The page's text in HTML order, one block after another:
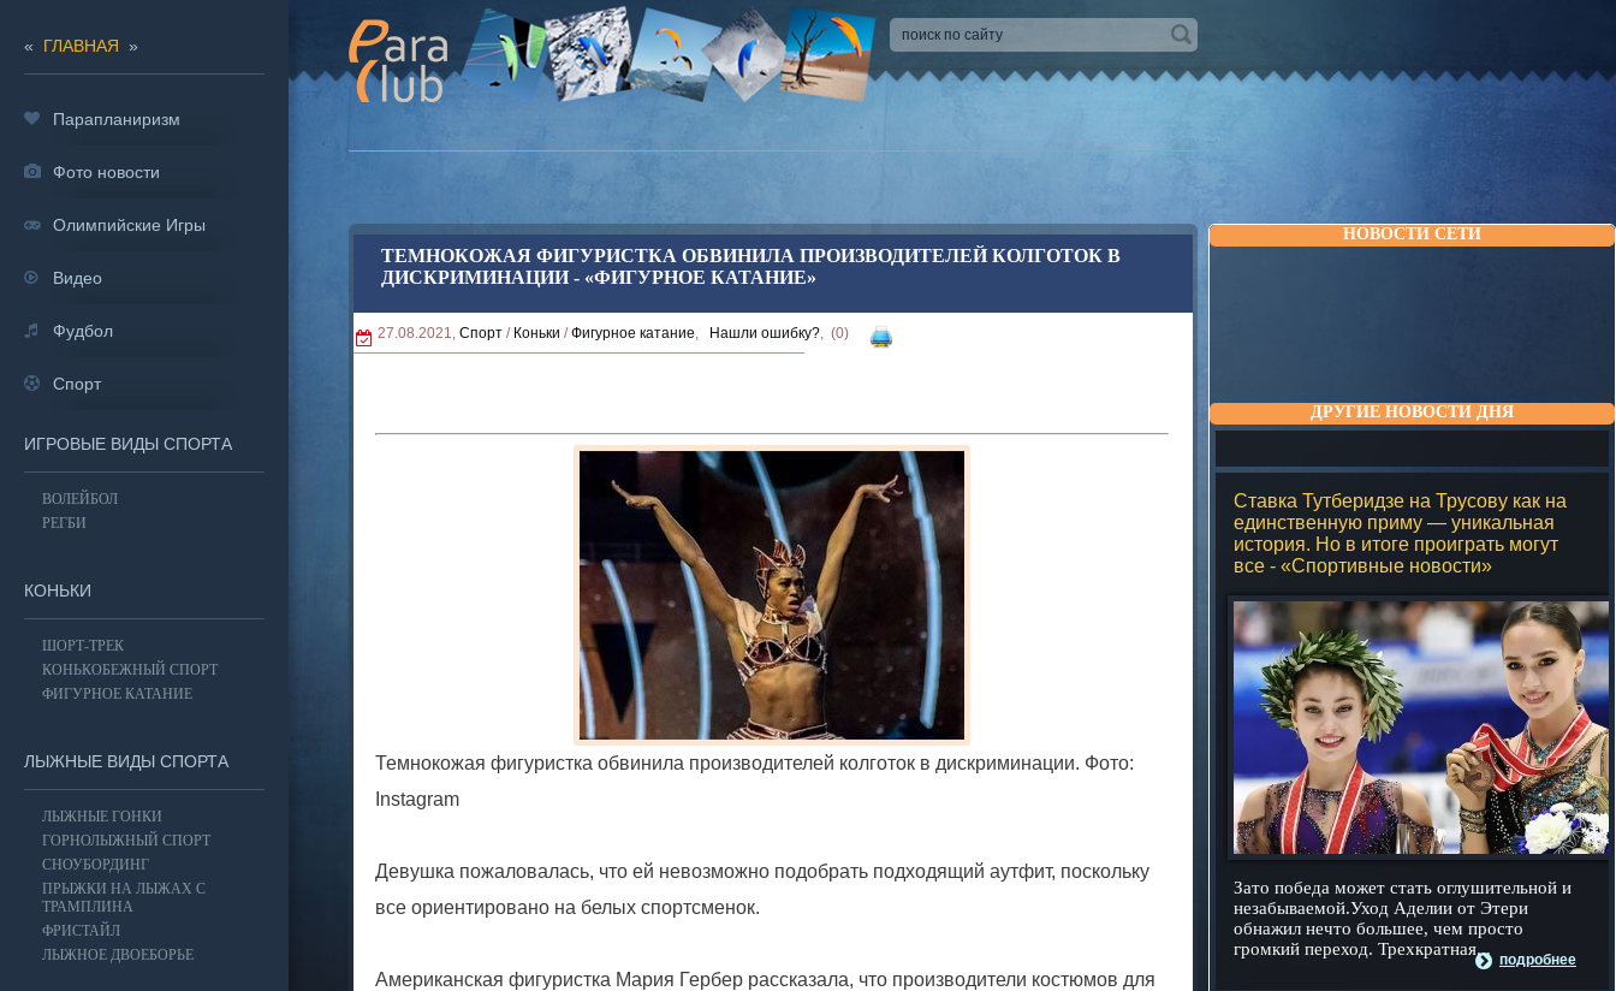
НОВОСТИ СЕТИ
ДРУГИЕ НОВОСТИ ДНЯ
Ставка Тутберидзе на Трусову как на
единственную приму — уникальная
история. Но в итоге проиграть могут
все - «Спортивные новости»
Зато победа может стать оглушительной и
незабываемой.Уход Аделии от Этери
обнажил нечто большее, чем просто
громкий переход. Трехкратная...
подробнее
ТЕМНОКОЖАЯ ФИГУРИСТКА ОБВИНИЛА ПРОИЗВОДИТЕЛЕЙ КОЛГОТОК В
ДИСКРИМИНАЦИИ - «ФИГУРНОЕ КАТАНИЕ»
27.08.2021, Спорт / Коньки /Фигурное катание, Нашли ошибку?, (0)
Темнокожая фигуристка обвинила производителей колготок в дискриминации. Фото:
Instagram
Девушка пожаловалась, что ей невозможно подобрать подходящий аутфит, поскольку
все ориентировано на белых спортсменок.
Американская фигуристка Мария Гербер рассказала, что производители костюмов для
« ГЛАВНАЯ »
Парапланиризм
Фото новости
Олимпийские Игры
Видео
Фудбол
Спорт
ИГРОВЫЕ ВИДЫ СПОРТА
ВОЛЕЙБОЛ
РЕГБИ
КОНЬКИ
ШОРТ-ТРЕК
КОНЬКОБЕЖНЫЙ СПОРТ
ФИГУРНОЕ КАТАНИЕ
ЛЫЖНЫЕ ВИДЫ СПОРТА
ЛЫЖНЫЕ ГОНКИ
ГОРНОЛЫЖНЫЙ СПОРТ
СНОУБОРДИНГ
ПРЫЖКИ НА ЛЫЖАХ С
ТРАМПЛИНА
ФРИСТАЙЛ
ЛЫЖНОЕ ДВОЕБОРЬЕ